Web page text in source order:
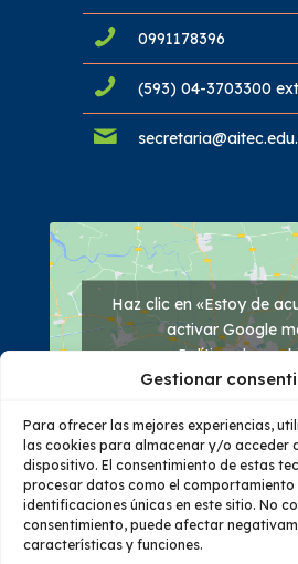
Gestionar
Para ofrecer las mejores experiencias,
las cookies para almacenar y/o acceder
dispositivo. El consentimiento de estas
procesar datos como el comportamiento
identificaciones únicas en este sitio. No
consentimiento, puede afectar
características y funciones.
0991178396
(593) 04-3703300
Haz clic en «Estoy de
activar Google
Política de